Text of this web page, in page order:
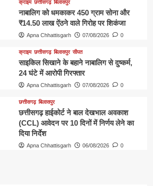
क्राइम छत्तीसगढ़ बिलासपुर
नाबालिग को धमकाकर 450 ग्राम सोना और
₹14.50 लाख ऐंठने वाले गिरोह पर शिकंजा
Apna Chhattisgarh 07/08/2026 0
क्राइम छत्तीसगढ़ बिलासपुर सीपत
साइकिल सिखाने के बहाने नाबालिग से दुष्कर्म,
24 घंटे में आरोपी गिरफ्तार
Apna Chhattisgarh 07/08/2026 0
छत्तीसगढ़ बिलासपुर
छत्तीसगढ़ हाईकोर्ट ने बाल देखभाल अवकाश
(CCL) आवेदन पर 10 दिनों में निर्णय लेने का
दिया निर्देश
Apna Chhattisgarh 06/08/2026 0